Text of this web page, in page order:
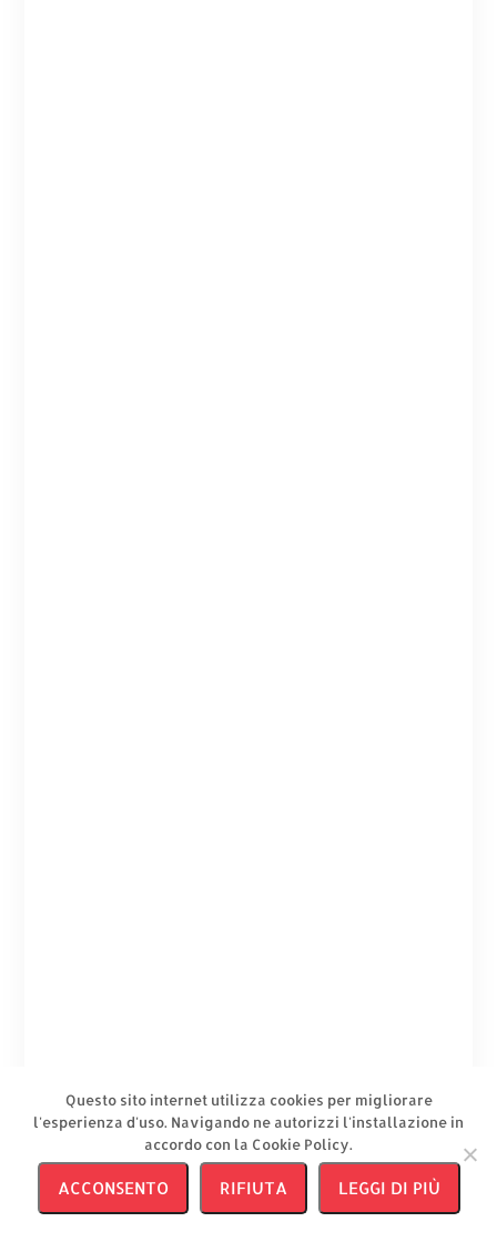
Fotogallery delle premiazioni
Questo sito internet utilizza cookies per migliorare
l'esperienza d'uso. Navigando ne autorizzi l'installazione in
accordo con la Cookie Policy.
ACCONSENTO RIFIUTA LEGGI DI PIÙ